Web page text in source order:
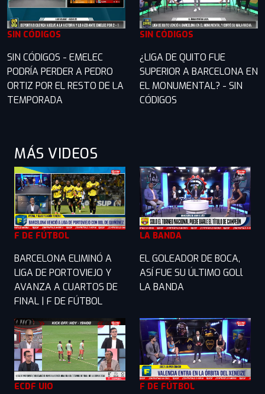
SIN CÓDIGOS
SIN CÓDIGOS - EMELEC
PODRÍA PERDER A PEDRO
ORTIZ POR EL RESTO DE LA
TEMPORADA
SIN CÓDIGOS
¿LIGA DE QUITO FUE
SUPERIOR A BARCELONA EN
EL MONUMENTAL? - SIN
CÓDIGOS
MÁS VIDEOS
F DE FÚTBOL
BARCELONA ELIMINÓ A
LIGA DE PORTOVIEJO Y
AVANZA A CUARTOS DE
FINAL | F DE FÚTBOL
LA BANDA
EL GOLEADOR DE BOCA,
ASÍ FUE SU ÚLTIMO GOLl
LA BANDA
ECDF UIO F DE FÚTBOL